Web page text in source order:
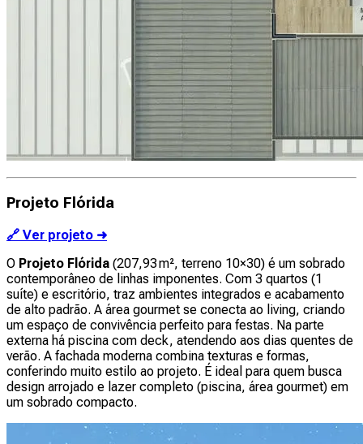
Projeto Flórida
🔗 Ver projeto ➜
O Projeto Flórida (207,93 m², terreno 10×30) é um sobrado
contemporâneo de linhas imponentes. Com 3 quartos (1
suíte) e escritório, traz ambientes integrados e acabamento
de alto padrão. A área gourmet se conecta ao living, criando
um espaço de convivência perfeito para festas. Na parte
externa há piscina com deck, atendendo aos dias quentes de
verão. A fachada moderna combina texturas e formas,
conferindo muito estilo ao projeto. É ideal para quem busca
design arrojado e lazer completo (piscina, área gourmet) em
um sobrado compacto.